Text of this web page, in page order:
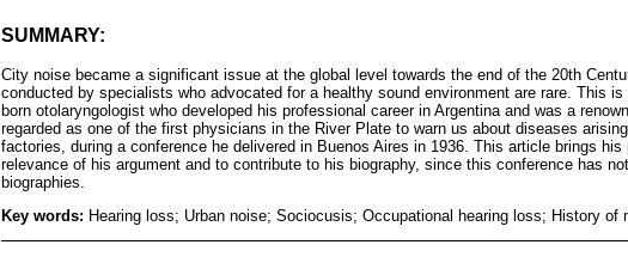
SUMMARY:
City noise became a significant issue at the global level towards the end of the 20th
conducted by specialists who advocated for a healthy sound environment are rare. This
born otolaryngologist who developed his professional career in Argentina and was a
regarded as one of the first physicians in the River Plate to warn us about diseases
factories, during a conference he delivered in Buenos Aires in 1936. This article brings
relevance of his argument and to contribute to his biography, since this conference has
biographies.
Key words: Hearing loss; Urban noise; Sociocusis; Occupational hearing loss; History of